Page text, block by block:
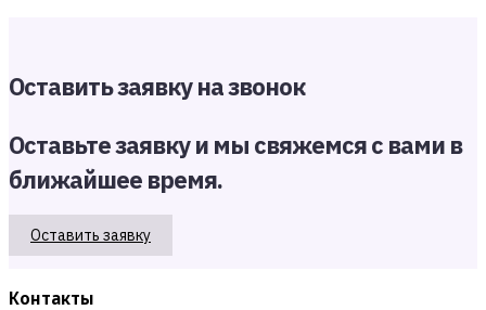
Оставить заявку на звонок
Оставьте заявку и мы свяжемся с вами в
ближайшее время.
Оставить заявку
Контакты